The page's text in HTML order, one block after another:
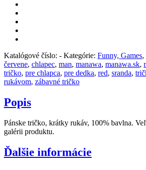
Katalógové číslo: - Kategórie: Funny, Games,
červene, chlapec, man, manawa, manawa.sk,
tričko, pre chlapca, pre dedka, red, sranda,
rukávom, zábavné tričko
Popis
Pánske tričko, krátky rukáv, 100% bavlna.
galérii produktu.
Ďalšie informácie